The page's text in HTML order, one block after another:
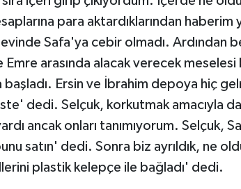
para aktardıklarından haberim
Safa'ya cebir olmadı. Ardından
Emre arasında alacak verecek
başladı. Ersin ve İbrahim depoya hiç
dedi. Selçuk, korkutmak amacıyla
ancak onları tanımıyorum. Selçuk,
satın' dedi. Sonra biz ayrıldık, ne
plastik kelepçe ile bağladı' dedi.